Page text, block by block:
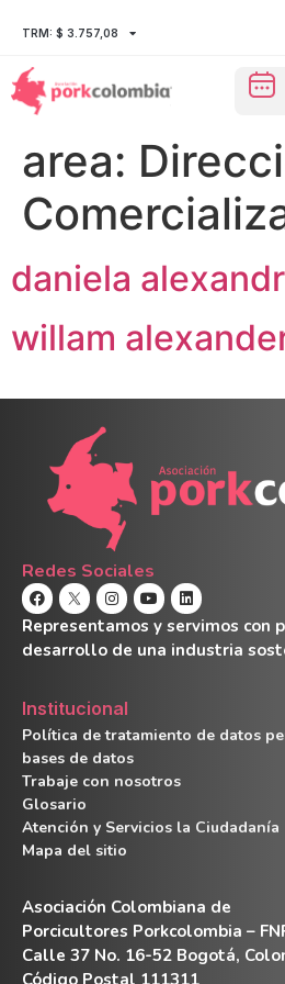
TRM: $ 3.757,08
area:
daniela
willam
Redes Sociales
Representamos y servimos con
desarrollo de una industria
Institucional
Política de tratamiento de datos
bases de datos
Trabaje con nosotros
Glosario
Atención y Servicios la Ciudadanía
Mapa del sitio
Asociación Colombiana de
Porcicultores Porkcolombia –
Calle 37 No. 16-52 Bogotá,
Código Postal 111311